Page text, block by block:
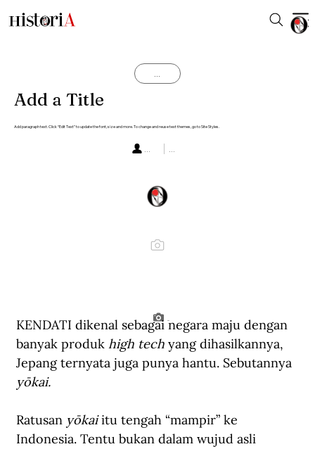
...
Add a Title
Add paragraph text. Click “Edit Text” to update the font, size and more. To change and reuse text themes, go to Site Styles.
...
...
...
KENDATI dikenal sebagai negara maju dengan
banyak produk high tech yang dihasilkannya,
Jepang ternyata juga punya hantu. Sebutannya
yōkai.
Ratusan yōkai itu tengah “mampir” ke
Indonesia. Tentu bukan dalam wujud asli